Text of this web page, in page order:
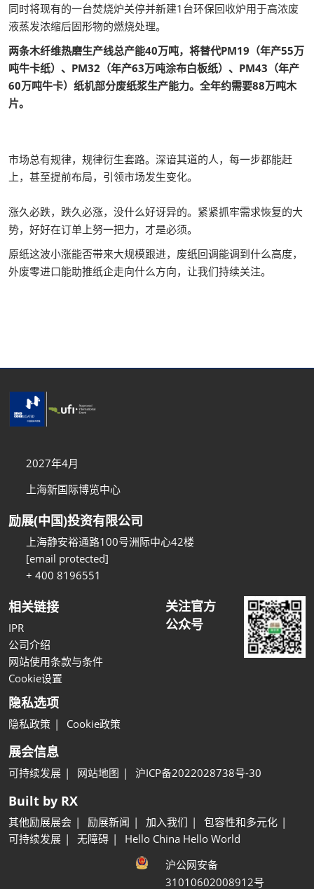
同时将现有的一台焚烧炉关停并新建1台环保回收炉用于高浓废
液蒸发浓缩后固形物的燃烧处理。
两条木纤维热磨生产线总产能40万吨，将替代PM19（年产55万
吨牛卡纸）、PM32（年产63万吨涂布白板纸）、PM43（年产
60万吨牛卡）纸机部分废纸浆生产能力。全年约需要88万吨木
片。
市场总有规律，规律衍生套路。深谙其道的人，每一步都能赶
上，甚至提前布局，引领市场发生变化。
涨久必跌，跌久必涨，没什么好讶异的。紧紧抓牢需求恢复的大
势，好好在订单上努一把力，才是必须。
原纸这波小涨能否带来大规模跟进，废纸回调能调到什么高度，
外废零进口能助推纸企走向什么方向，让我们持续关注。
2027年4月
上海新国际博览中心
励展(中国)投资有限公司
上海静安裕通路100号洲际中心42楼
[email protected]
+ 400 8196551
相关链接
IPR
公司介绍
网站使用条款与条件
Cookie设置
关注官方
公众号
隐私选项
隐私政策 Cookie政策
展会信息
可持续发展 网站地图 沪ICP备2022028738号-30
Built by RX
其他励展展会 励展新闻 加入我们
包容性和多元化
可持续发展
无障碍
Hello China Hello World
沪公网安备
31010602008912号